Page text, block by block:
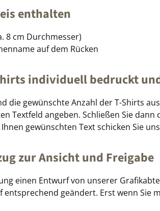
enthalten
8 cm Durchmesser)
auf dem Rücken
individuell bedruckt
die gewünschte Anzahl der T-Shirts
Textfeld angeben. Schließen Sie dann
gewünschten Text schicken Sie
zur Ansicht und Freigabe
einen Entwurf von unserer
geändert. Erst wenn